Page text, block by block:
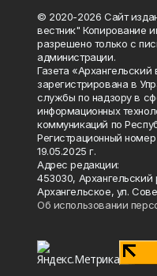
© 2020-2026 Сайт
вестник" Копирование
разрешено только с
администрации.
Газета «Архангельский
зарегистрирована в
службы по надзору в
информационных
коммуникаций по
Регистрационный
19.05.2025 г.
Адрес редакции:
453030, Архангельский
Архангельское, ул.
Об использовании